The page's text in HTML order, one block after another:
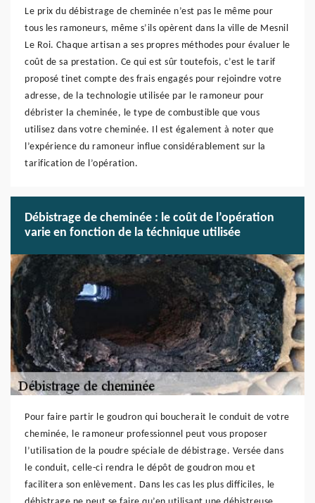
Le prix du débistrage de cheminée n’est pas le même pour
tous les ramoneurs, même s’ils opèrent dans la ville de Mesnil
Le Roi. Chaque artisan a ses propres méthodes pour évaluer le
coût de sa prestation. Ce qui est sûr toutefois, c’est le tarif
proposé tinet compte des frais engagés pour rejoindre votre
adresse, de la technologie utilisée par le ramoneur pour
débrister la cheminée, le type de combustible que vous
utilisez dans votre cheminée. Il est également à noter que
l’expérience du ramoneur influe considérablement sur la
tarification de l’opération.
Débistrage de cheminée : le coût de l’opération
varie en fonction de la téchnique utilisée
Pour faire partir le goudron qui boucherait le conduit de votre
cheminée, le ramoneur professionnel peut vous proposer
l’utilisation de la poudre spéciale de débistrage. Versée dans
le conduit, celle-ci rendra le dépôt de goudron mou et
facilitera son enlèvement. Dans les cas les plus difficiles, le